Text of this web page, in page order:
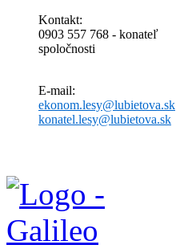
Kontakt:
0903 557 768 - konateľ
spoločnosti
E-mail:
ekonom.lesy@lubietova.sk
konatel.lesy@lubietova.sk